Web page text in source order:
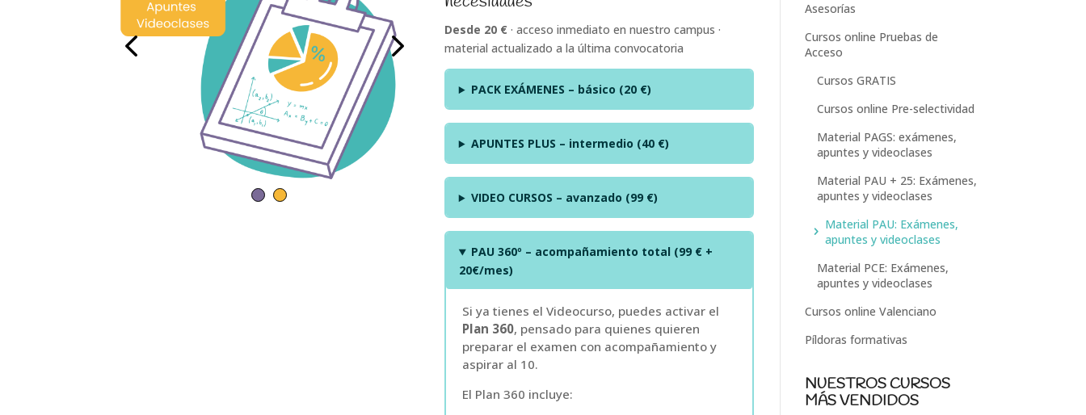
hasta
99,00 €
Desde 20 €· acceso inmediato en nuestro campus ·
material actualizado a la última convocatoria
PACK EXÁMENES – básico (20 €)
APUNTES PLUS – intermedio (40 €)
VIDEO CURSOS – avanzado (99 €)
PAU 360º – acompañamiento total (99 € +
20€/mes)
Si ya tienes el Videocurso, puedes activar el
Plan 360, pensado para quienes quieren
preparar el examen con acompañamiento y
aspirar al 10.
El Plan 360 incluye:
Asesorías
Cursos online Pruebas de
Acceso
Cursos GRATIS
Cursos online Pre-selectividad
Material PAGS: exámenes,
apuntes y videoclases
Material PAU + 25: Exámenes,
apuntes y videoclases
Material PAU: Exámenes,
apuntes y videoclases
Material PCE: Exámenes,
apuntes y videoclases
Cursos online Valenciano
Píldoras formativas
NUESTROS CURSOS
MÁS VENDIDOS